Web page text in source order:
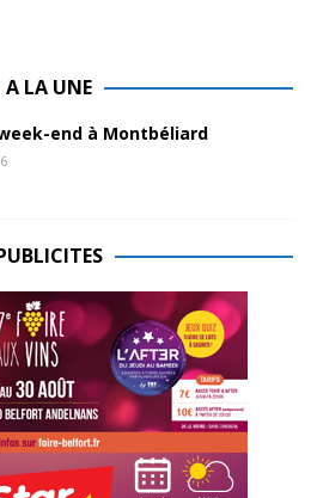
A LA UNE
end à Montbéliard